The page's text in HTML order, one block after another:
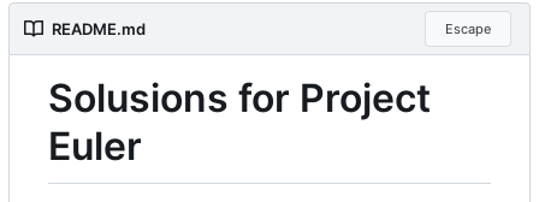
README.md Escape
Solusions for Project
Euler